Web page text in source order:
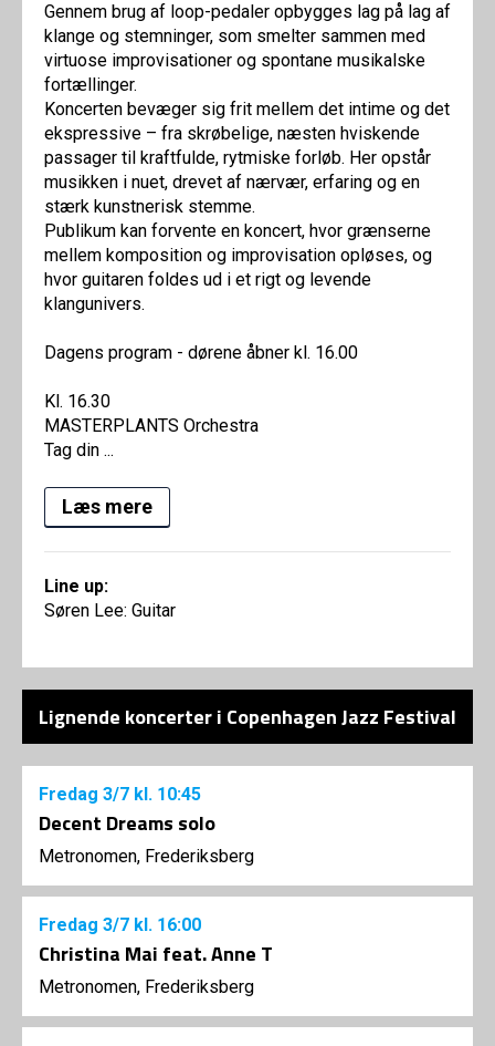
Gennem brug af loop-pedaler opbygges lag på lag af
klange og stemninger, som smelter sammen med
virtuose improvisationer og spontane musikalske
fortællinger.
Koncerten bevæger sig frit mellem det intime og det
ekspressive – fra skrøbelige, næsten hviskende
passager til kraftfulde, rytmiske forløb. Her opstår
musikken i nuet, drevet af nærvær, erfaring og en
stærk kunstnerisk stemme.
Publikum kan forvente en koncert, hvor grænserne
mellem komposition og improvisation opløses, og
hvor guitaren foldes ud i et rigt og levende
klangunivers.
Dagens program - dørene åbner kl. 16.00
Kl. 16.30
MASTERPLANTS Orchestra
Tag din ...
Læs mere
Line up:
Søren Lee: Guitar
Lignende koncerter i Copenhagen Jazz Festival
Fredag 3/7 kl. 10:45
Decent Dreams solo
Metronomen, Frederiksberg
Fredag 3/7 kl. 16:00
Christina Mai feat. Anne T
Metronomen, Frederiksberg